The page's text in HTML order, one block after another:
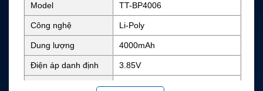
Model TT-BP4006
Công nghệ Li-Poly
Dung lượng 4000mAh
Điện áp danh định 3.85V
Chưa công bố rõ